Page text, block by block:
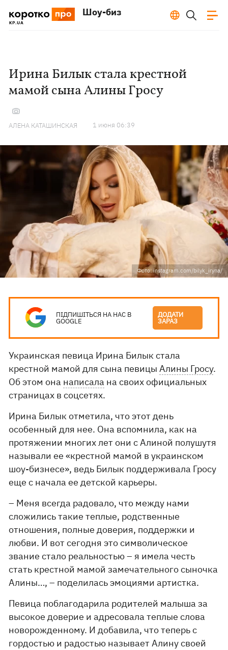
Шоу-биз
Ирина Билык стала крестной
мамой сына Алины Гросу
АЛЕНА КАТАШИНСКАЯ 1 июня 06:39
Фото: instagram.com/bilyk_iryna/
ПІДПИШІТЬСЯ НА НАС В
GOOGLE
ДОДАТИ
ЗАРАЗ
Украинская певица Ирина Билык стала
крестной мамой для сына певицыАлины Гросу.
Об этом она написала на своих официальных
страницах в соцсетях.
Ирина Билык отметила, что этот день
особенный для нее. Она вспомнила, как на
протяжении многих лет они с Алиной полушутя
называли ее «крестной мамой в украинском
шоу-бизнесе», ведь Билык поддерживала Гросу
еще с начала ее детской карьеры.
– Меня всегда радовало, что между нами
сложились такие теплые, родственные
отношения, полные доверия, поддержки и
любви. И вот сегодня это символическое
звание стало реальностью – я имела честь
стать крестной мамой замечательного сыночка
Алины…, – поделилась эмоциями артистка.
Певица поблагодарила родителей малыша за
высокое доверие и адресовала теплые слова
новорожденному. И добавила, что теперь с
гордостью и радостью называет Алину своей